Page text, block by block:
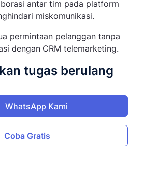
antar tim pada platform
miskomunikasi.
permintaan pelanggan tanpa
dengan CRM telemarketing.
tugas berulang
WhatsApp Kami
Coba Gratis